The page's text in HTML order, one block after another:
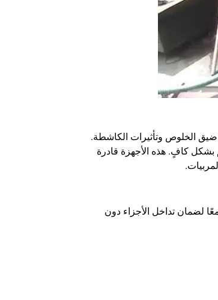
ضيق الخلوص وتأثيرات الكاشطة.
أن تقلل من التآكل، ولكن لا يمكن التعامل مع المواد الصلبة التي يزيد حجمها عن 1 مم بشكل كافٍ. هذه الأجهزة قادرة
لضمان تداخل الأجزاء دون